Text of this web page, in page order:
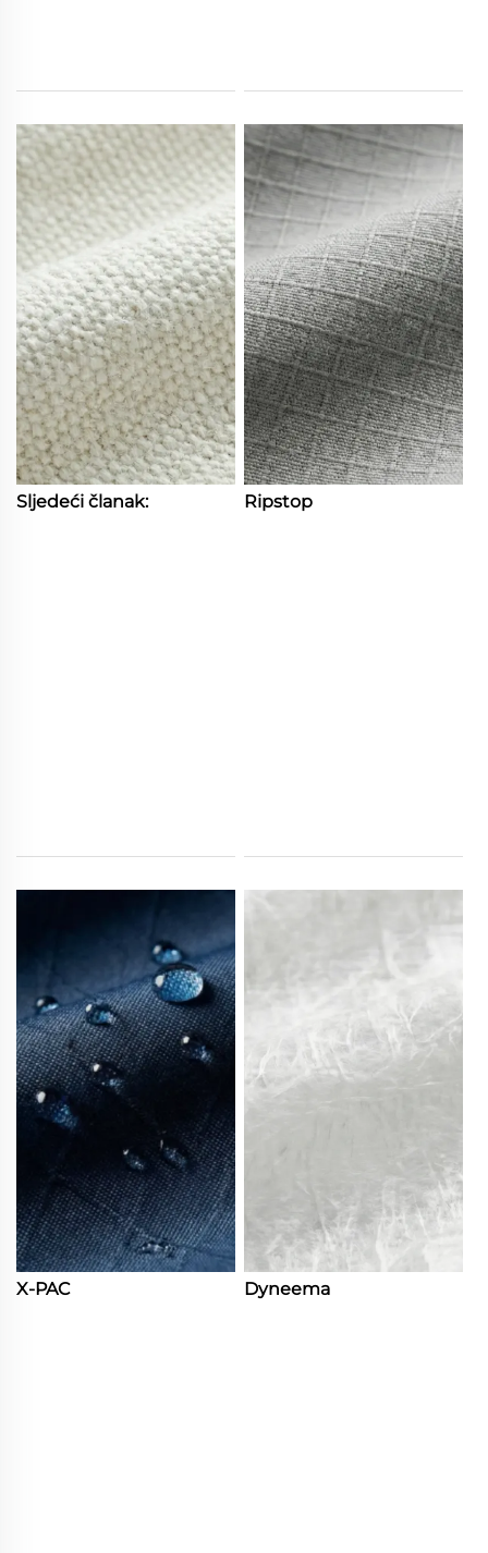
Sljedeći članak: Ripstop
X-PAC Dyneema